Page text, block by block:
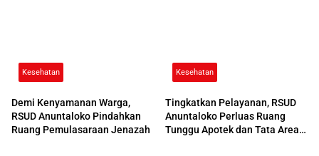
Kesehatan
Demi Kenyamanan Warga,
RSUD Anuntaloko Pindahkan
Ruang Pemulasaraan Jenazah
Kesehatan
Tingkatkan Pelayanan, RSUD
Anuntaloko Perluas Ruang
Tunggu Apotek dan Tata Area